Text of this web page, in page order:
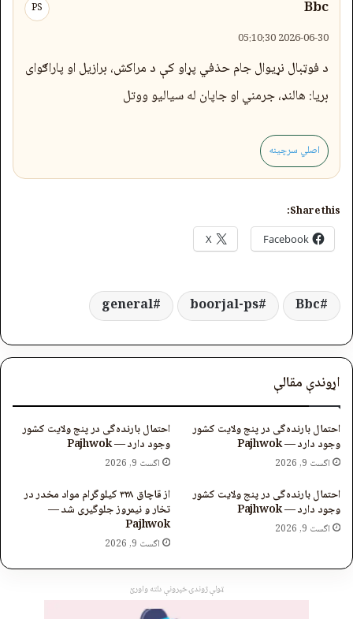
Bbc
PS
2026-06-30 05:10:30
د فوټبال نړیوال جام حذفي‌ پړاو کې د مراکش، برازیل او پاراګوای
بریا: هالنډ، جرمني او جاپان له سیالیو ووتل
اصلي سرچینه
Share this:
Facebook
X
Bbc
boorjal-ps
general
اړوندې مقالې
احتمال بارنده‌گی در پنج ولایت کشور
وجود دارد — Pajhwok
اگست 9, 2026
احتمال بارنده‌گی در پنج ولایت کشور
وجود دارد — Pajhwok
اگست 9, 2026
احتمال بارنده‌گی در پنج ولایت کشور
وجود دارد — Pajhwok
اگست 9, 2026
از قاچاق ۳۳۸ کیلوگرام مواد مخدر در
تخار و نیمروز جلوگیری شد —
Pajhwok
اگست 9, 2026
ټولې ژوندۍ خپرونې دلته واورئ